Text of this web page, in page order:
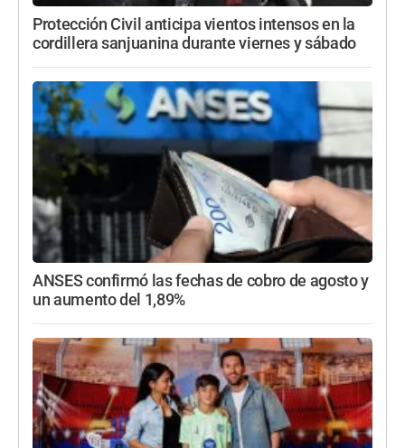
Protección Civil anticipa vientos intensos en la
cordillera sanjuanina durante viernes y sábado
ANSES confirmó las fechas de cobro de agosto y
un aumento del 1,89%